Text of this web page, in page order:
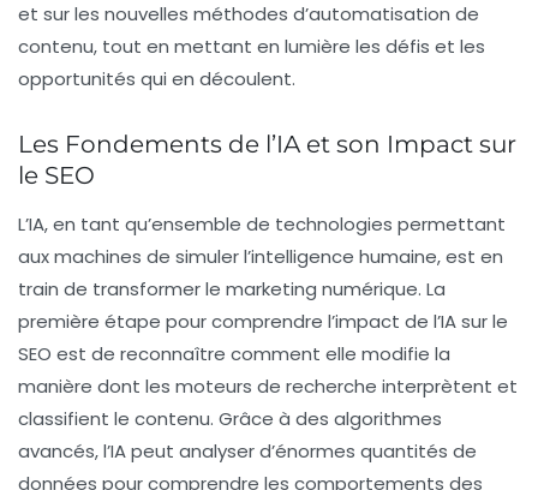
et sur les nouvelles méthodes d’automatisation de
contenu, tout en mettant en lumière les défis et les
opportunités qui en découlent.
Les Fondements de l’IA et son Impact sur
le SEO
L’IA, en tant qu’ensemble de technologies permettant
aux machines de simuler l’intelligence humaine, est en
train de transformer le marketing numérique. La
première étape pour comprendre l’impact de l’IA sur le
SEO est de reconnaître comment elle modifie la
manière dont les moteurs de recherche interprètent et
classifient le contenu. Grâce à des algorithmes
avancés, l’IA peut analyser d’énormes quantités de
données pour comprendre les comportements des